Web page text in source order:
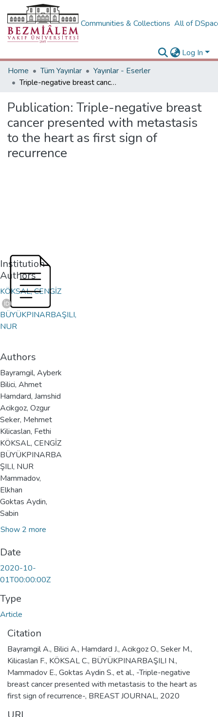
Communities & Collections All of
Log In
Home
Tüm Yayınlar
Yayınlar - Eserler
Triple-negative breast cancer presented with metastasis to the heart as first sign of recurrence
Publication: Triple-negative breast
cancer presented with metastasis
to the heart as first sign of
recurrence
Institution
Authors
KÖKSAL, CENGİZ
BÜYÜKPINARBAŞILI,
NUR
Authors
Bayramgil, Ayberk
Bilici, Ahmet
Hamdard, Jamshid
Acikgoz, Ozgur
Seker, Mehmet
Kilicaslan, Fethi
KÖKSAL, CENGİZ
BÜYÜKPINARBA
ŞILI, NUR
Mammadov,
Elkhan
Goktas Aydin,
Sabin
Show 2 more
Date
2020-10-
01T00:00:00Z
Type
Article
Citation
Bayramgil A., Bilici A., Hamdard J., Acikgoz O., Seker M.,
Kilicaslan F., KÖKSAL C., BÜYÜKPINARBAŞILI N.,
Mammadov E., Goktas Aydin S., et al., -Triple-negative
breast cancer presented with metastasis to the heart as
first sign of recurrence-, BREAST JOURNAL, 2020